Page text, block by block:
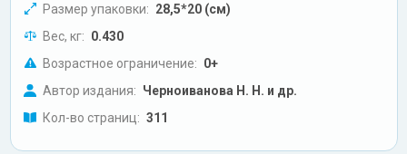
Размер упаковки: 28,5*20 (см)
Вес, кг: 0.430
Возрастное ограничение: 0+
Автор издания: Черноиванова Н. Н. и др.
Кол-во страниц: 311